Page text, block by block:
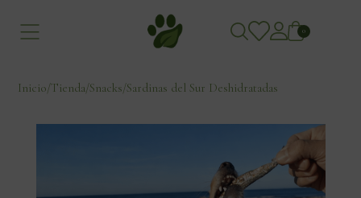
0
Inicio/Tienda/Snacks/Sardinas del Sur Deshidratadas